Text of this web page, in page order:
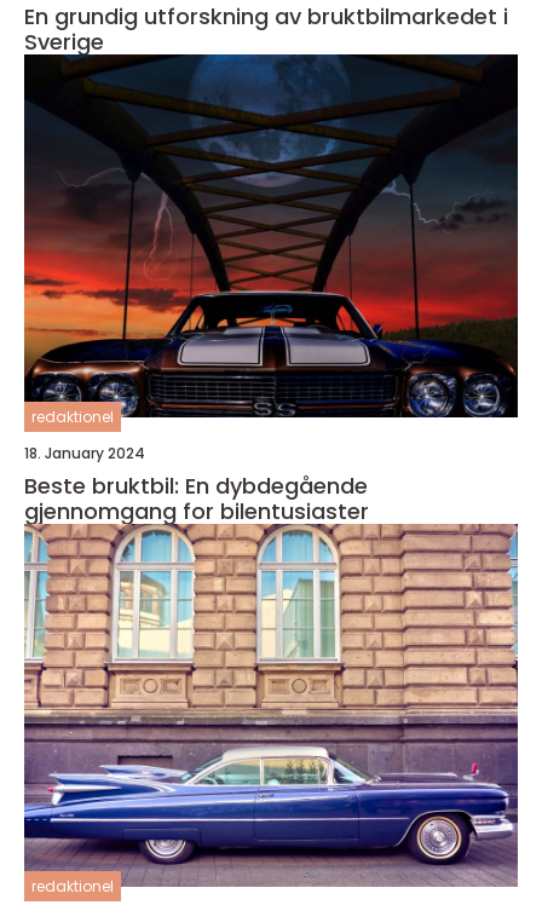
En grundig utforskning av bruktbilmarkedet i
Sverige
redaktionel
18. January 2024
Beste bruktbil: En dybdegående
gjennomgang for bilentusiaster
redaktionel